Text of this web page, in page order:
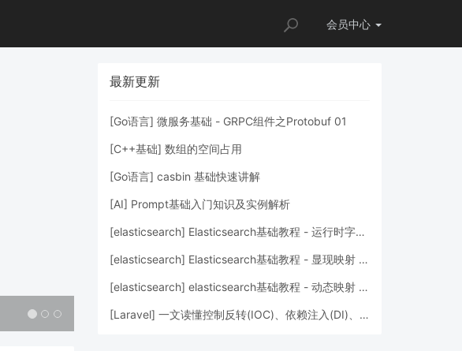
会员中心
最新更新
[Go语言] 微服务基础 - GRPC组件之Protobuf 01
[C++基础] 数组的空间占用
[Go语言] casbin 基础快速讲解
[AI] Prompt基础入门知识及实例解析
[elasticsearch] Elasticsearch基础教程 - 运行时字段 Runtime Fields
[elasticsearch] Elasticsearch基础教程 - 显现映射 Explicit Mapping
[elasticsearch] elasticsearch基础教程 - 动态映射 Dynamic mapping
[Laravel] 一文读懂控制反转(IOC)、依赖注入(DI)、容器(Container)